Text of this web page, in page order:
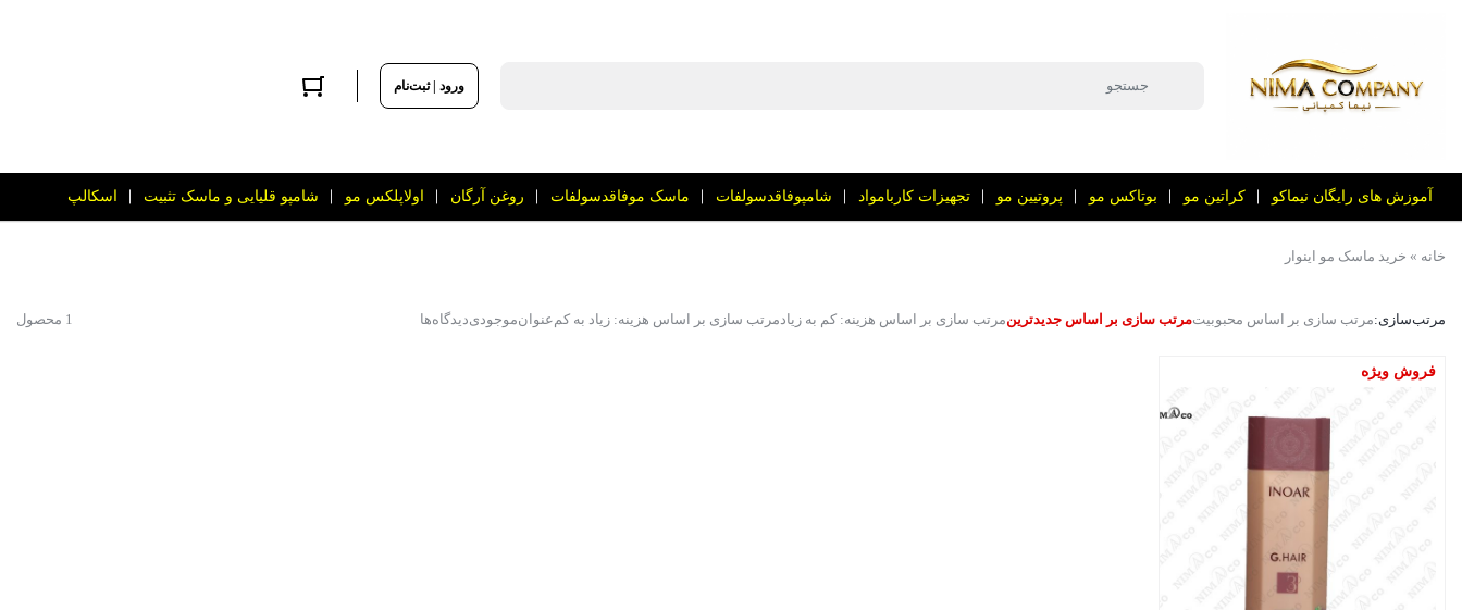
ورود | ثبت‌نام
آموزش های رایگان نیماکو کراتین مو بوتاکس مو پروتیین مو تجهیزات کاربامواد شامپوفاقدسولفات ماسک موفاقدسولفات روغن آرگان اولاپلکس مو شامپو قلیایی و ماسک تثبیت اسکالپ
خانه » خرید ماسک مو اینوار
1 محصول مرتب‌سازی:مرتب سازی بر اساس محبوبیتمرتب سازی بر اساس جدیدترینمرتب سازی بر اساس هزینه: کم به زیاد مرتب سازی بر اساس هزینه: زیاد به کم عنوانموجودیدیدگاه‌ها
فروش ویژه